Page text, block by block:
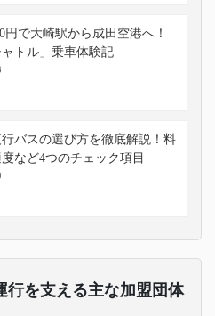
円で大崎駅から成田空港へ！
ャトル」乗車体験記
バスの選び方を徹底解説！料
など4つのチェック項目
行を支える主な加盟団体